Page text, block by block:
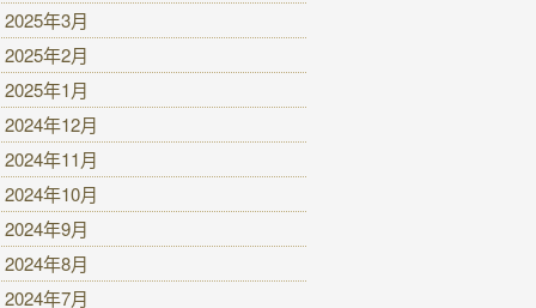
2025年3月
2025年2月
2025年1月
2024年12月
2024年11月
2024年10月
2024年9月
2024年8月
2024年7月